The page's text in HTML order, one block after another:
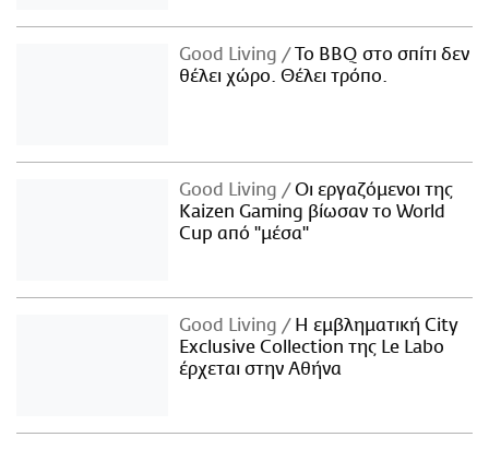
Good Living
Το BBQ στο σπίτι δεν
θέλει χώρο. Θέλει τρόπο.
Good Living
Οι εργαζόμενοι της
Kaizen Gaming βίωσαν το World
Cup από "μέσα"
Good Living
Η εμβληματική City
Exclusive Collection της Le Labo
έρχεται στην Αθήνα